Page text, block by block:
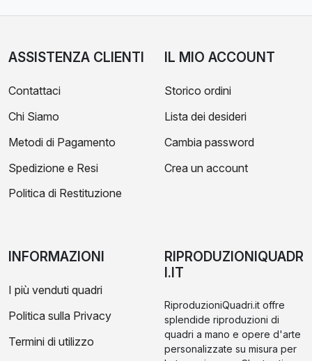
ASSISTENZA CLIENTI
Contattaci
Chi Siamo
Metodi di Pagamento
Spedizione e Resi
Politica di Restituzione
IL MIO ACCOUNT
Storico ordini
Lista dei desideri
Cambia password
Crea un account
INFORMAZIONI
I più venduti quadri
Politica sulla Privacy
Termini di utilizzo
RIPRODUZIONIQUADR
I.IT
RiproduzioniQuadri.it offre
splendide riproduzioni di
quadri a mano e opere d'arte
personalizzate su misura per